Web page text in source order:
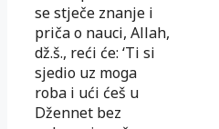
se stječe znanje i
priča o nauci, Allah,
dž.š., reći će: ‘Ti si
sjedio uz moga
roba i ući ćeš u
Džennet bez